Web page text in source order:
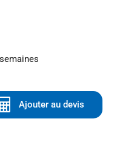
Ajouter au devis